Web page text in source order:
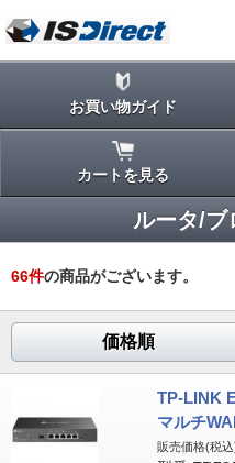
お買い物ガイド
カートを見る
ルータ/ブ
66件の商品がございます。
価格順
TP-LINK
マルチ
販売価格(税込